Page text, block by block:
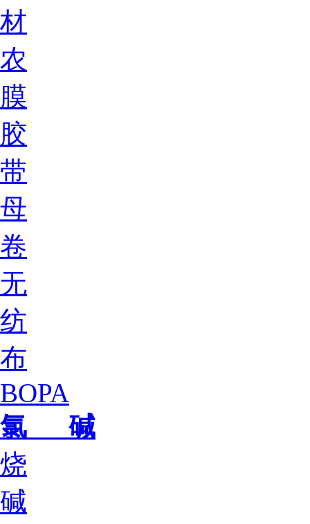
材
农
膜
胶
带
母
卷
无
纺
布
BOPA
氯 碱
烧
碱